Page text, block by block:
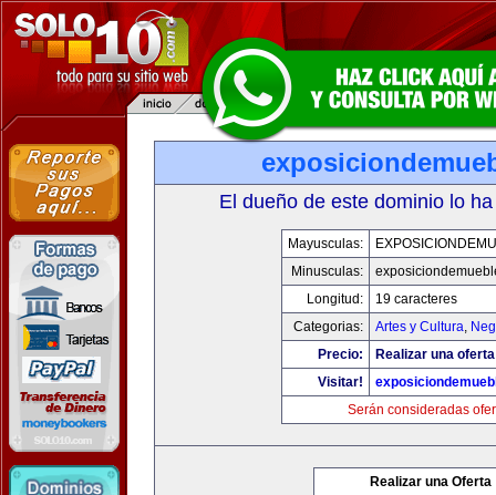
El dueño de este dominio lo
Mayusculas:
Minusculas:
Longitud:
19 caracteres
Categorias:
Artes y Cultura,
Precio:
Realizar una
Visitar!
Serán consideradas
Realizar una Oferta